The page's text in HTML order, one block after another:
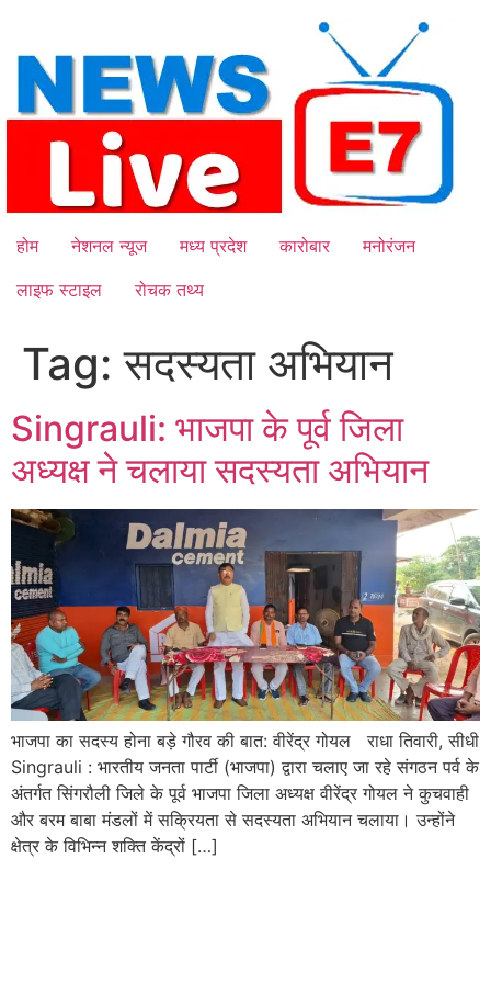
content
होम नेशनल न्यूज मध्य प्रदेश कारोबार
मनोरंजन
लाइफ स्टाइल
रोचक तथ्य
Tag:सदस्यता अभियान
Singrauli: भाजपा के पूर्व जिला
अध्यक्ष ने चलाया सदस्यता अभियान
भाजपा का सदस्य होना बड़े गौरव की बात: वीरेंद्र गोयल राधा तिवारी, सीधी
Singrauli : भारतीय जनता पार्टी (भाजपा) द्वारा चलाए जा रहे संगठन पर्व के
अंतर्गत सिंगरौली जिले के पूर्व भाजपा जिला अध्यक्ष वीरेंद्र गोयल ने कुचवाही
और बरम बाबा मंडलों में सक्रियता से सदस्यता अभियान चलाया। उन्होंने
क्षेत्र के विभिन्न शक्ति केंद्रों […]